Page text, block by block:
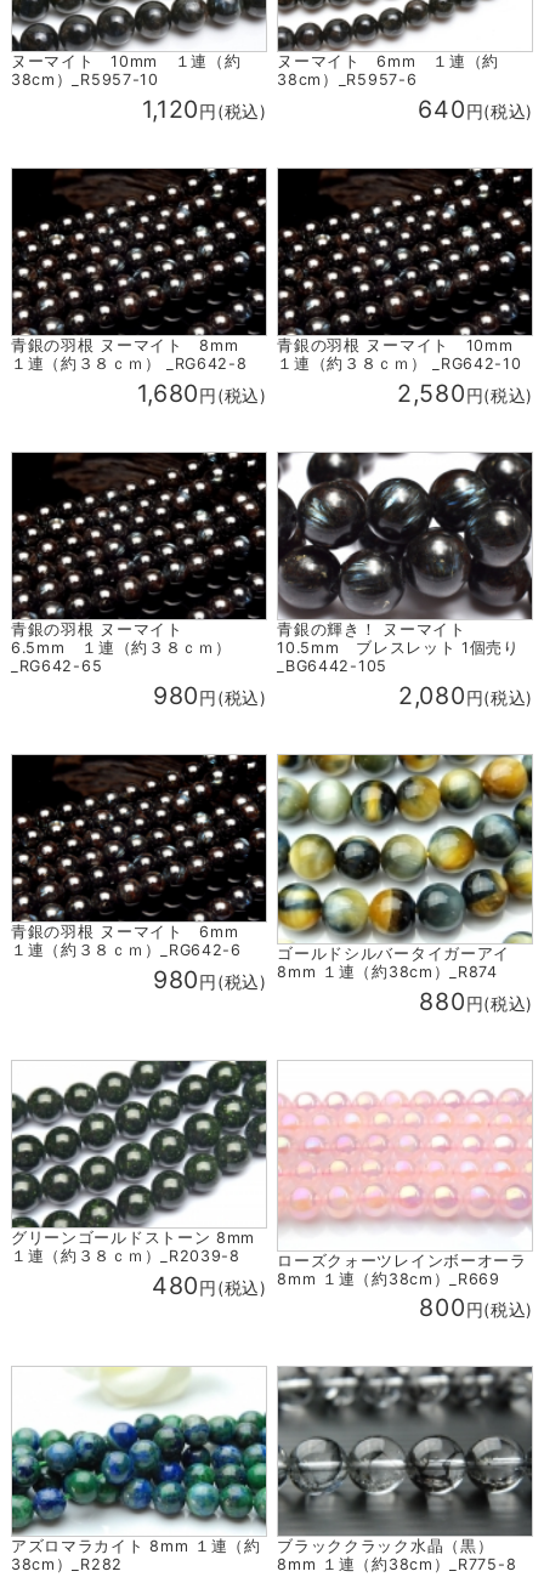
ヌーマイト 10mm １連（約
38cm）_R5957-10
1,120円(税込)
ヌーマイト 6mm １連（約
38cm）_R5957-6
640円(税込)
青銀の羽根 ヌーマイト 8mm
１連（約３８ｃｍ） _RG642-8
1,680円(税込)
青銀の羽根 ヌーマイト 10mm
１連（約３８ｃｍ） _RG642-10
2,580円(税込)
青銀の羽根 ヌーマイト
6.5mm １連（約３８ｃｍ）
_RG642-65
980円(税込)
青銀の輝き！ ヌーマイト
10.5mm ブレスレット 1個売り
_BG6442-105
2,080円(税込)
青銀の羽根 ヌーマイト 6mm
１連（約３８ｃｍ）_RG642-6
980円(税込)
ゴールドシルバータイガーアイ
8mm １連（約38cm）_R874
880円(税込)
グリーンゴールドストーン 8mm
１連（約３８ｃｍ）_R2039-8
480円(税込)
ローズクォーツレインボーオーラ
8mm １連（約38cm）_R669
800円(税込)
アズロマラカイト 8mm １連（約
38cm）_R282
ブラッククラック水晶（黒）
8mm １連（約38cm）_R775-8